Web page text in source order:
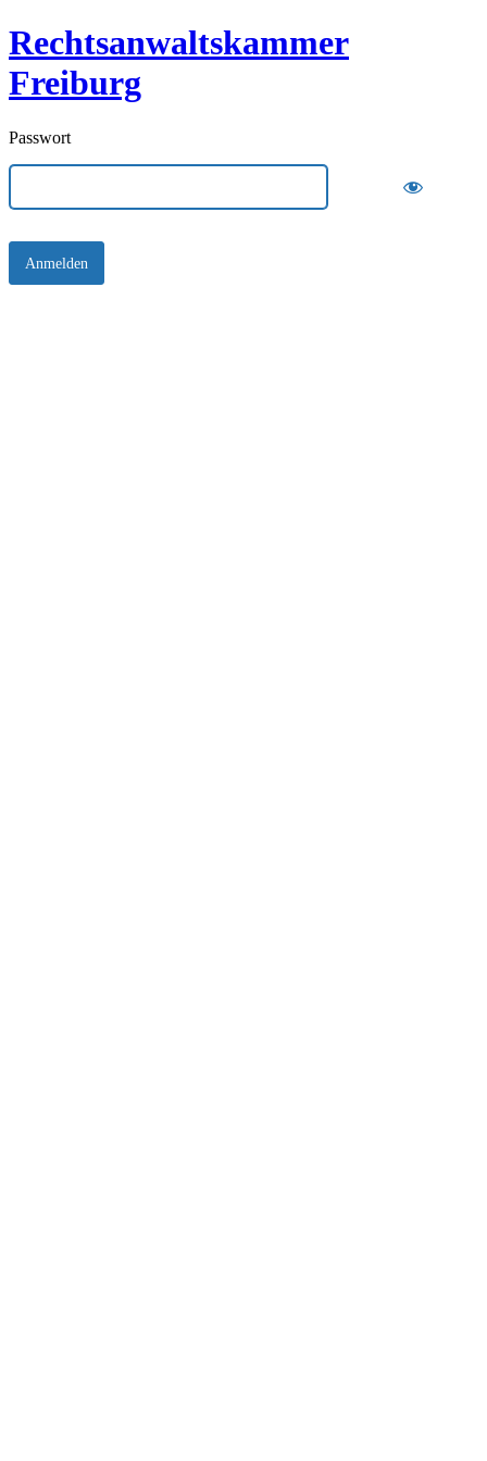
Rechtsanwaltskammer
Freiburg
Passwort